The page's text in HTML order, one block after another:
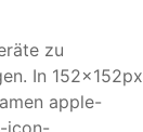
zu
In 152x152px
der